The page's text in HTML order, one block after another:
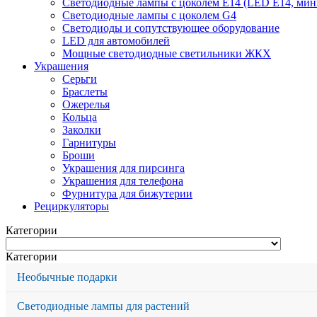
Светодиодные лампы с цоколем G4
Светодиоды и сопутствующее оборудование
LED для автомобилей
Мощные светодиодные светильники ЖКХ
Украшения
Серьги
Браслеты
Ожерелья
Кольца
Заколки
Гарнитуры
Броши
Украшения для пирсинга
Украшения для телефона
Фурнитура для бижутерии
Рециркуляторы
Категории
Категории
Необычные подарки
Светодиодные лампы для растений